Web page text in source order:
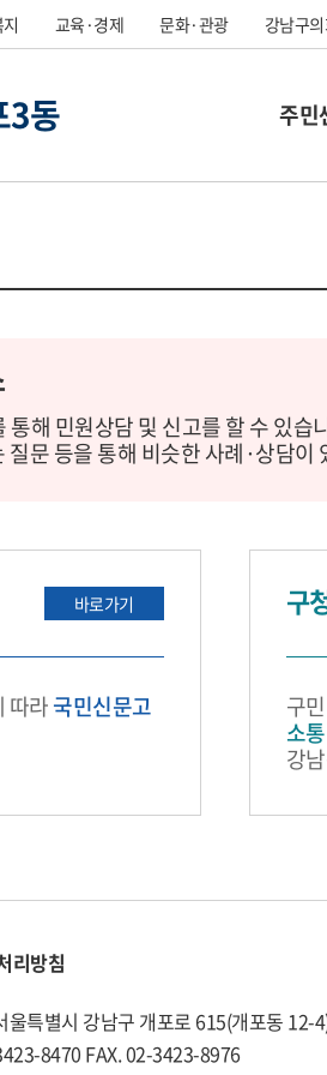
교육·경제 문화·관광 강남구
3동 주민
통해 민원상담 및 신고를 할 수 있습
문 등을 통해 비슷한 사례·상담이
바로가기
따라국민신문고
구
구
소
강
리방침
울특별시 강남구 개포로 615(개포동 12-
8470 FAX. 02-3423-8976